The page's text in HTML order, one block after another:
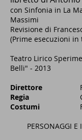
con Sinfonia in La
Massimi
Revisione di
(Prime esecuzioni
Teatro Lirico
Belli" - 2013
Direttore
Regia
Costumi
PERSONAGGI E